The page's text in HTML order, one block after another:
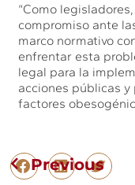
“Como
compromiso ante
marco normativo
enfrentar esta
legal para la
acciones públicas y
factores
Previous